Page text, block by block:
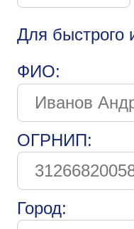
Для быстрого
ФИО:
ОГРНИП:
Город: